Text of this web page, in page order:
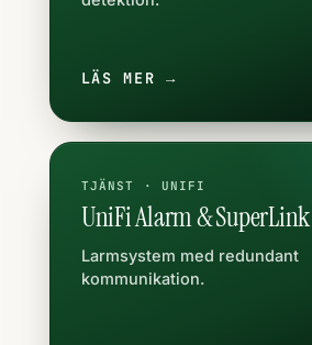
LÄS MER →
TJÄNST · UNIFI
UniFi Alarm & SuperLink
Larmsystem med redundant
kommunikation.